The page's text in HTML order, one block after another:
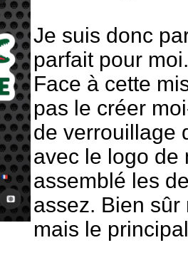
Je suis donc
parfait pour
Face à cette
pas le créer
de verrouillage
avec le logo de
assemblé les
assez. Bien
mais le